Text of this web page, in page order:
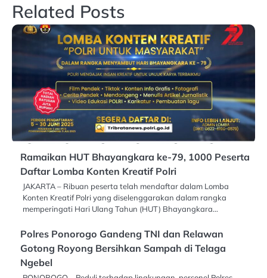
Related Posts
Ramaikan HUT Bhayangkara ke-79, 1000 Peserta
Daftar Lomba Konten Kreatif Polri
JAKARTA – Ribuan peserta telah mendaftar dalam Lomba
Konten Kreatif Polri yang diselenggarakan dalam rangka
memperingati Hari Ulang Tahun (HUT) Bhayangkara…
Polres Ponorogo Gandeng TNI dan Relawan
Gotong Royong Bersihkan Sampah di Telaga
Ngebel